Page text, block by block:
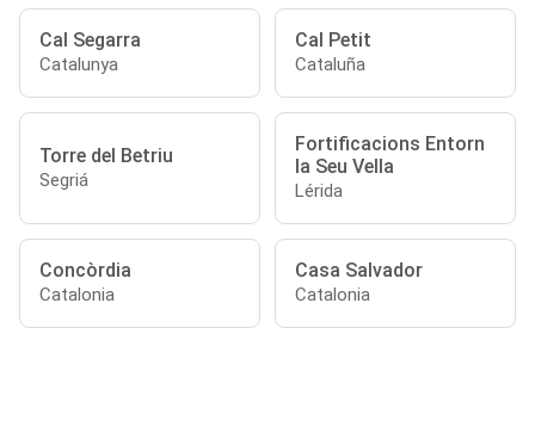
Cal Segarra
Catalunya
Cal Petit
Cataluña
Torre del Betriu
Segriá
Fortificacions Entorn
la Seu Vella
Lérida
Concòrdia
Catalonia
Casa Salvador
Catalonia